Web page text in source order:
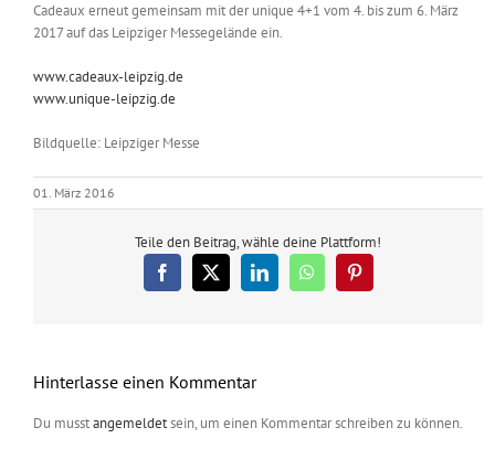
Cadeaux erneut gemeinsam mit der unique 4+1 vom 4. bis zum 6. März
2017 auf das Leipziger Messegelände ein.
www.cadeaux-leipzig.de
www.unique-leipzig.de
Bildquelle: Leipziger Messe
01. März 2016
Teile den Beitrag, wähle deine Plattform!
Facebook
X LinkedInWhatsAppPinterest
Hinterlasse einen Kommentar
Du musstangemeldetsein, um einen Kommentar schreiben zu können.